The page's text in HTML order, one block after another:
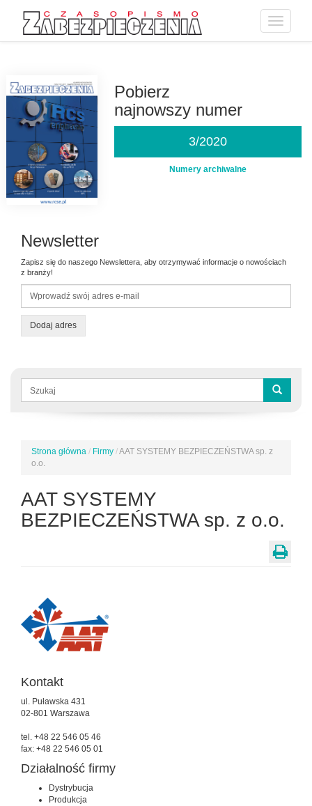
Toggle
Pobierz
najnowszy numer
3/2020
Numery archiwalne
Newsletter
Zapisz się do naszego Newslettera, aby otrzymywać informacje o nowościach
z branży!
Dodaj adres
Formularz
wyszukiwania
Jesteś
tutaj
Strona główna / Firmy /AAT SYSTEMY BEZPIECZEŃSTWA sp. z
o.o.
AAT SYSTEMY
BEZPIECZEŃSTWA sp. z o.o.
Kontakt
ul. Puławska 431
02-801 Warszawa
tel. +48 22 546 05 46
fax: +48 22 546 05 01
Działalność firmy
Dystrybucja
Produkcja